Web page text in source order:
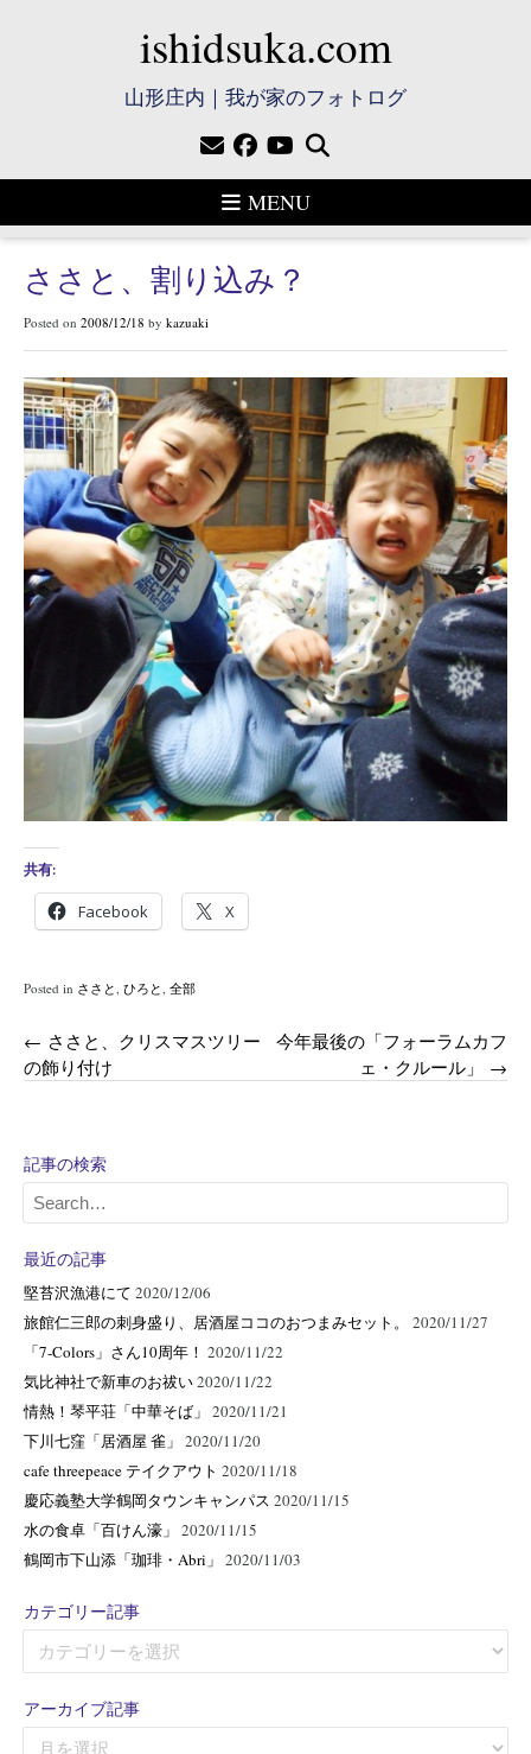
ishidsuka.com
山形庄内｜我が家のフォトログ
MENU
ささと、割り込み？
Posted on 2008/12/18 by kazuaki
共有:
Facebook X
Posted in ささと, ひろと, 全部
Post
navigation
← ささと、クリスマスツリー
の飾り付け
今年最後の「フォーラムカフ
ェ・クルール」 →
記事の検索
最近の記事
堅苔沢漁港にて 2020/12/06
旅館仁三郎の刺身盛り、居酒屋ココのおつまみセット。
2020/11/27
「7-Colors」さん10周年！ 2020/11/22
気比神社で新車のお祓い2020/11/22
情熱！琴平荘「中華そば」 2020/11/21
下川七窪「居酒屋 雀」 2020/11/20
cafe threepeace テイクアウト 2020/11/18
慶応義塾大学鶴岡タウンキャンパス 2020/11/15
水の食卓「百けん濠」 2020/11/15
鶴岡市下山添「珈琲・Abri」 2020/11/03
カテゴリー記事
テ
リ
アーカイブ記事